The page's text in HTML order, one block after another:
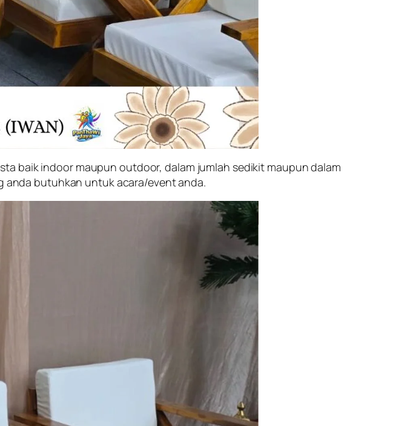
baik indoor maupun outdoor, dalam jumlah sedikit maupun dalam
anda butuhkan untuk acara/event anda.